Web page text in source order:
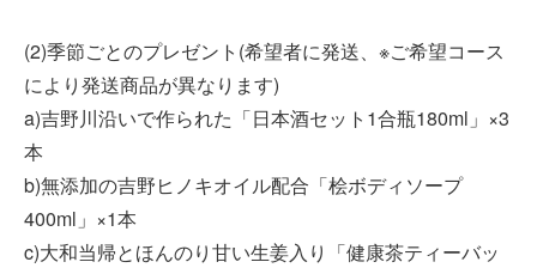
(2)季節ごとのプレゼント(希望者に発送、※ご希望コース
により発送商品が異なります)
a)吉野川沿いで作られた「日本酒セット1合瓶180ml」×3
本
b)無添加の吉野ヒノキオイル配合「桧ボディソープ
400ml」×1本
c)大和当帰とほんのり甘い生姜入り「健康茶ティーバッ